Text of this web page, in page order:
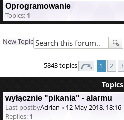
Oprogramowanie
Topics: 1
New Topic
5843 topics 1 2 3
Topics
wyłącznie "pikania" - alarmu
Last postbyAdrian « 12 May 2018, 18:16
Replies: 1